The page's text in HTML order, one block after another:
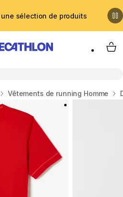
une sélection de produits
My
Vêtements de running Homme